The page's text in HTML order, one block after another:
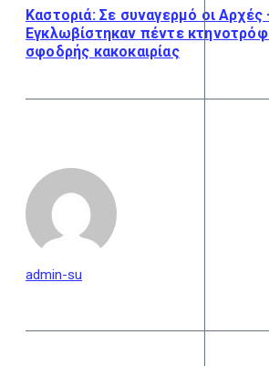
Καστοριά: Σε συναγερμό οι Αρχές
Εγκλωβίστηκαν πέντε
σφοδρής κακοκαιρίας
admin-su